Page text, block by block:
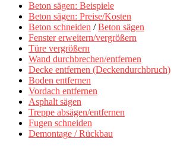
Beton sägen: Beispiele
Beton sägen: Preise/Kosten
Beton schneiden /Beton sägen
Fenster erweitern/vergrößern
Türe vergrößern
Wand durchbrechen/entfernen
Decke entfernen (Deckendurchbruch)
Boden entfernen
Vordach entfernen
Asphalt sägen
Treppe absägen/entfernen
Fugen schneiden
Demontage / Rückbau